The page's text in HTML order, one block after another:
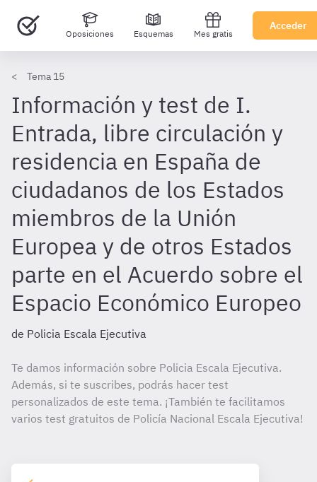
Oposiciones Esquemas Mes gratis
Acceder
Tema 15
Información y test de I.
Entrada, libre circulación y
residencia en España de
ciudadanos de los Estados
miembros de la Unión
Europea y de otros Estados
parte en el Acuerdo sobre el
Espacio Económico Europeo
de Policia Escala Ejecutiva
Te damos información sobre Policia Escala Ejecutiva.
Además, si te suscribes, podrás hacer test
personalizados de este tema. ¡También te facilitamos
varios test gratuitos de Policía Nacional Escala Ejecutiva!